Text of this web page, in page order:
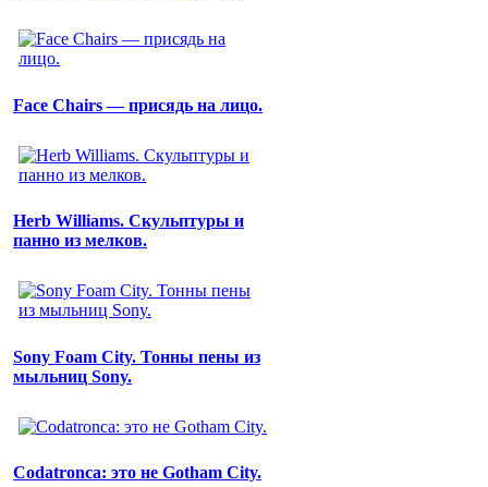
Face Chairs — присядь на лицо.
Herb Williams. Скульптуры и
панно из мелков.
Sony Foam City. Тонны пены из
мыльниц Sony.
Codatronca: это не Gotham City.